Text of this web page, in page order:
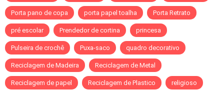
Porta pano de copa porta papel toalha Porta Retrato
pré escolar Prendedor de cortina princesa
Pulseira de crochê Puxa-saco quadro decorativo
Reciclagem de Madeira Reciclagem de Metal
Reciclagem de papel Reciclagem de Plastico religioso